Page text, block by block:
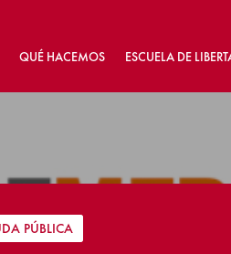
QUÉ HACEMOS ESCUELA DE
PÚBLICA